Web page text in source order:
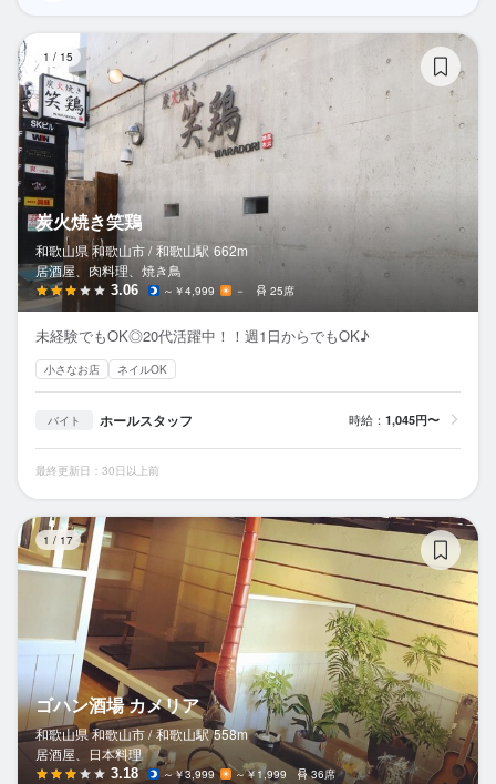
1 / 15
炭火焼き笑鶏
和歌山県 和歌山市 / 和歌山駅 662m
居酒屋、肉料理、焼き鳥
3.06 ～￥4,999 － 25席
未経験でもOK◎20代活躍中！！週1日からでもOK♪
小さなお店 ネイルOK
バイト ホールスタッフ 時給： 1,045円〜
最終更新日：30日以上前
1 / 17
ゴハン酒場 カメリア
和歌山県 和歌山市 / 和歌山駅 558m
居酒屋、日本料理
3.18 ～￥3,999 ～￥1,999 36席